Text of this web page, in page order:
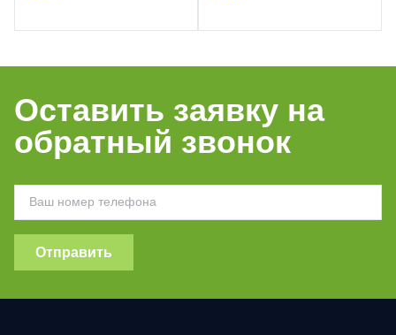
Оставить заявку на
обратный звонок
Отправить